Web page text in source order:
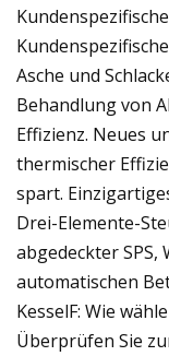
Asche und
Behandlung von
Effizienz. Neues
thermischer
spart.
Drei-Elemente-
abgedeckter
automatischen
KesselF: Wie
Überprüfen Sie